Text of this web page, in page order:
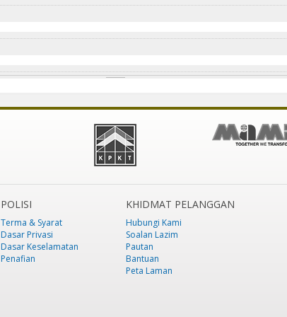
POLISI
Terma & Syarat
Dasar Privasi
Dasar Keselamatan
Penafian
KHIDMAT PELANGGAN
Hubungi Kami
Soalan Lazim
Pautan
Bantuan
Peta Laman